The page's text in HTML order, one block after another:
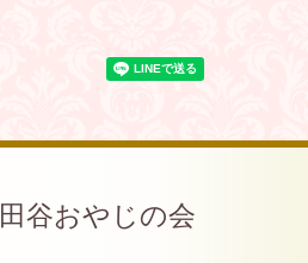
谷おやじの会